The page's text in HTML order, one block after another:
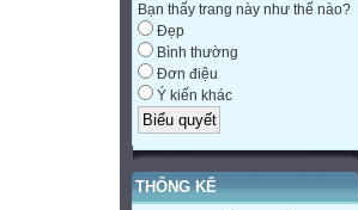
Bạn thấy trang này như thế nào?
Đẹp
Bình thường
Đơn điệu
Ý kiến khác
THỐNG KÊ